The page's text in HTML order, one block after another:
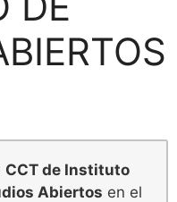
CCT de Instituto
Abiertos en el